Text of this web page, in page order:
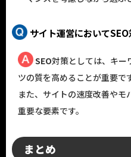
サイト運営において
SEO対策としては、キー
ツの質を高めることが重要で
また、サイトの速度改善やモ
重要な要素です。
まとめ